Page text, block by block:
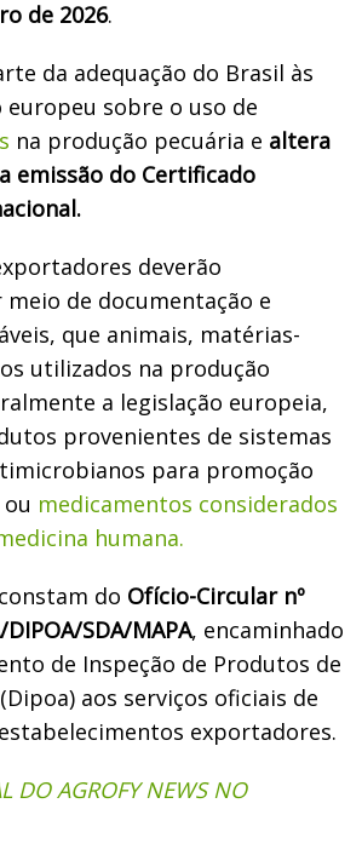
de 2026.
da adequação do Brasil às
sobre o uso de
na produção pecuária e altera
emissão do Certificado
deverão
de documentação e
que animais, matérias-
utilizados na produção
a legislação europeia,
provenientes de sistemas
para promoção
medicamentos considerados
humana.
do Ofício-Circular nº
SDA/MAPA, encaminhado
de Inspeção de Produtos de
aos serviços oficiais de
exportadores.
DO AGROFY NEWS NO